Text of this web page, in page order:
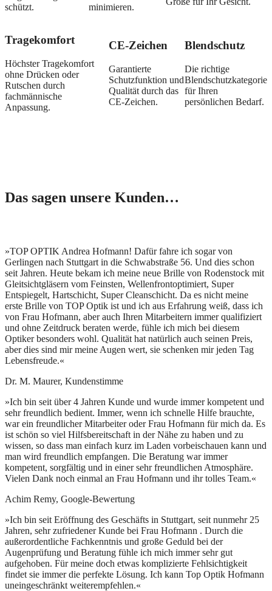
schützt.
minimieren.
Tragekomfort
Höchster Tragekomfort
ohne Drücken oder
Rutschen durch
fachmännische
Anpassung.
CE-Zeichen
Garantierte
Schutzfunktion und
Qualität durch das
CE-Zeichen.
Blendschutz
Die richtige
Blendschutzkategorie
für Ihren
persönlichen Bedarf.
Das sagen unsere Kunden…
»TOP OPTIK Andrea Hofmann! Dafür fahre ich sogar von
Gerlingen nach Stuttgart in die Schwabstraße 56. Und dies schon
seit Jahren. Heute bekam ich meine neue Brille von Rodenstock mit
Gleitsichtgläsern vom Feinsten, Wellenfrontoptimiert, Super
Entspiegelt, Hartschicht, Super Cleanschicht. Da es nicht meine
erste Brille von TOP Optik ist und ich aus Erfahrung weiß, dass ich
von Frau Hofmann, aber auch Ihren Mitarbeitern immer qualifiziert
und ohne Zeitdruck beraten werde, fühle ich mich bei diesem
Optiker besonders wohl. Qualität hat natürlich auch seinen Preis,
aber dies sind mir meine Augen wert, sie schenken mir jeden Tag
Lebensfreude.«
Dr. M. Maurer, Kundenstimme
»Ich bin seit über 4 Jahren Kunde und wurde immer kompetent und
sehr freundlich bedient. Immer, wenn ich schnelle Hilfe brauchte,
war ein freundlicher Mitarbeiter oder Frau Hofmann für mich da. Es
ist schön so viel Hilfsbereitschaft in der Nähe zu haben und zu
wissen, so dass man einfach kurz im Laden vorbeischauen kann und
man wird freundlich empfangen. Die Beratung war immer
kompetent, sorgfältig und in einer sehr freundlichen Atmosphäre.
Vielen Dank noch einmal an Frau Hofmann und ihr tolles Team.«
Achim Remy, Google-Bewertung
»Ich bin seit Eröffnung des Geschäfts in Stuttgart, seit nunmehr 25
Jahren, sehr zufriedener Kunde bei Frau Hofmann . Durch die
außerordentliche Fachkenntnis und große Geduld bei der
Augenprüfung und Beratung fühle ich mich immer sehr gut
aufgehoben. Für meine doch etwas komplizierte Fehlsichtigkeit
findet sie immer die perfekte Lösung. Ich kann Top Optik Hofmann
uneingeschränkt weiterempfehlen.«